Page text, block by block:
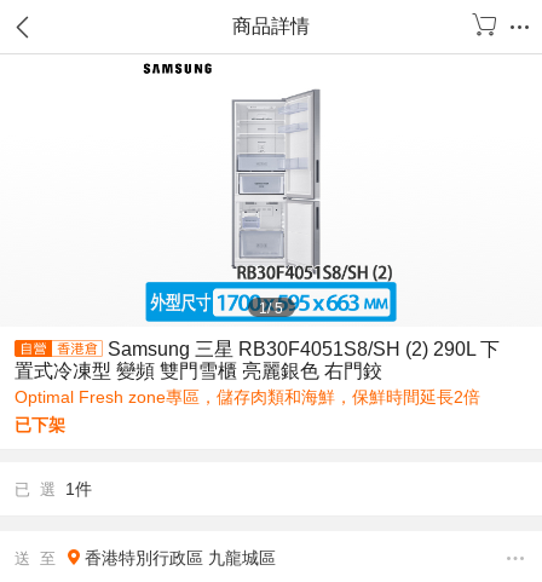
商品詳情
1/5
Samsung 三星 RB30F4051S8/SH (2) 290L 下
置式冷凍型 變頻 雙門雪櫃 亮麗銀色 右門鉸
Optimal Fresh zone專區，儲存肉類和海鮮，保鮮時間延長2倍
已下架
已 選 1件
送 至 香港特別行政區 九龍城區